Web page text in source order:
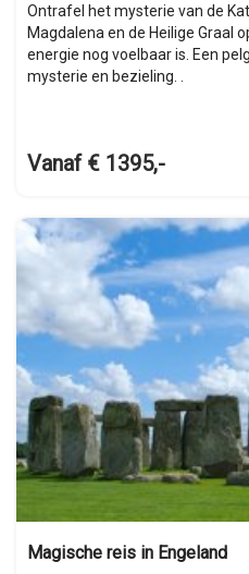
Ontrafel het mysterie van de
Magdalena en de Heilige Graal
energie nog voelbaar is. Een
mysterie en bezieling. .
Vanaf € 1395,-
Magische reis in Engeland